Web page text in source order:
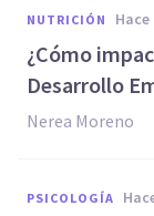
NUTRICIÓN
¿Cómo
Desarrollo
Nerea Moreno
PSICOLOGÍA